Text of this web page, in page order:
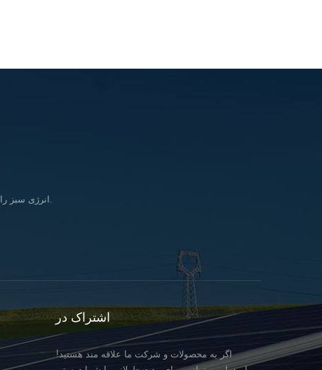
انرژی سبز را وارد کنید زندگی & در تلاش برای تحقق بخشیدن به رویای تأمین انرژی پاک برای همه انسانها.
اشتراک در
اگر به محصولات و شرکت ما علاقه مند هستید!